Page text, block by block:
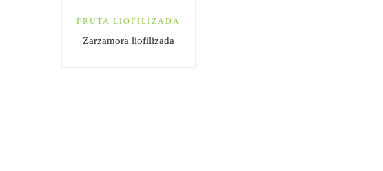
FRUTA LIOFILIZADA
Zarzamora liofilizada